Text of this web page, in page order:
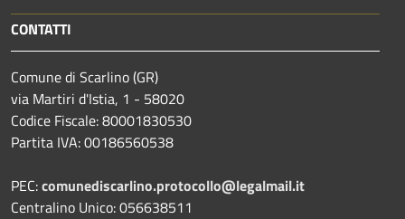
CONTATTI
Comune di Scarlino (GR)
via Martiri d'Istia, 1 - 58020
Codice Fiscale: 80001830530
Partita IVA: 00186560538
PEC:comunediscarlino.protocollo@legalmail.it
Centralino Unico: 056638511